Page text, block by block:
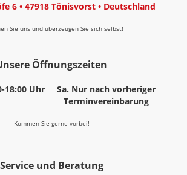
6• 47918 Tönisvorst• Deutschland
Sie uns und überzeugen Sie sich selbst!
Öffnungszeiten
18:00 Uhr
Sa. Nur nach vorheriger
Terminvereinbarung
Kommen Sie gerne vorbei!
Service und Beratung